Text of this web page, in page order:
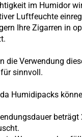
im Humidor
Luftfeuchte
Ihre Zigarren in
die Verwendung
sinnvoll.
Humidipacks